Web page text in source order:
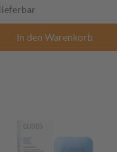
In den Warenkorb